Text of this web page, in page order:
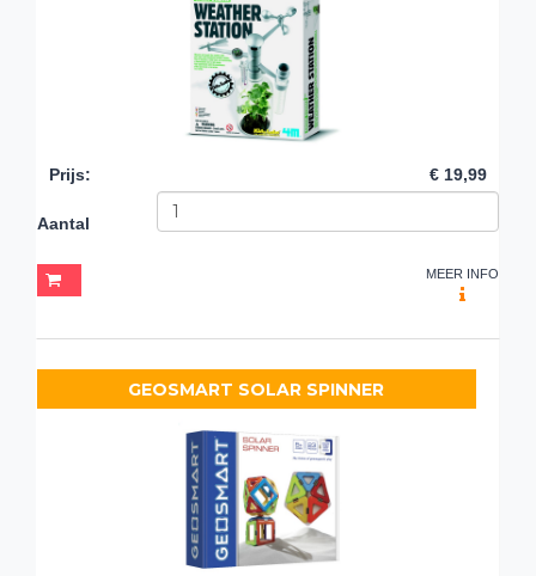
Prijs: € 19,99
Aantal
MEER INFO
GEOSMART SOLAR SPINNER